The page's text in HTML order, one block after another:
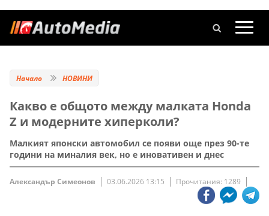
Начало НОВИНИ
Какво е общото между малката Honda
Z и модерните хиперколи?
Малкият японски автомобил се появи още през 90-те
години на миналия век, но е иновативен и днес
Александър Симеонов 03.06.2026 13:15 Прочитания: 1289